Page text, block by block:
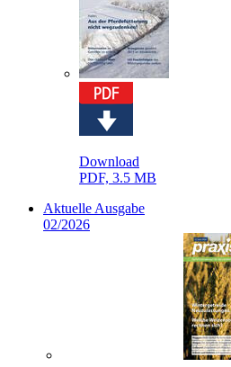
Download
PDF, 3.5 MB
Aktuelle Ausgabe
02/2026